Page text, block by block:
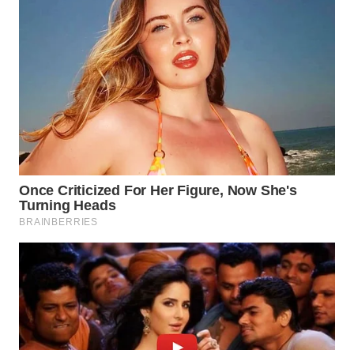
BINTAN
MANDALIKA
WN
WN
LABUANBAJO
WN